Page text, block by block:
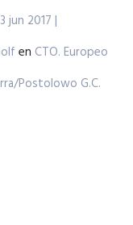
jun 2017 |
en CTO. Europeo
Postolowo G.C.